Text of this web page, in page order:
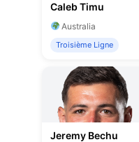
Caleb Timu
Australia
Troisième Ligne
Jeremy Bechu